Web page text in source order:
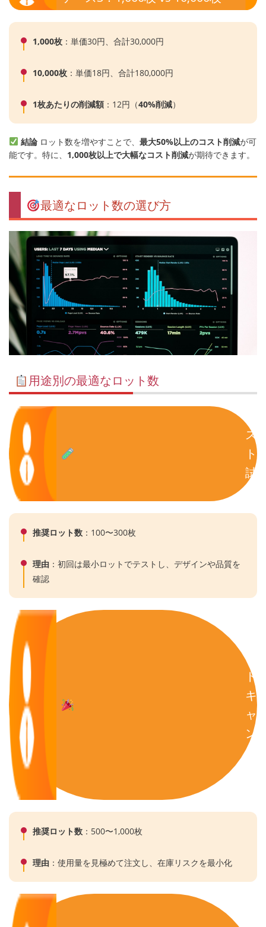
1,000枚 ：単価30円、合計30,000円
10,000枚 ：単価18円、合計180,000円
1枚あたりの削減額：12円（40%削減）
結論ロット数を増やすことで、 最大50%以上のコスト削減が可
能です。特に、 1,000枚以上で大幅なコスト削減が期待できます。
最適なロット数の選び方
用途別の最適なロット数
ス
ト
試
推奨ロット数 ：100〜300枚
理由 ：初回は最小ロットでテストし、デザインや品質を
確認
ン
ト
キ
ャ
ン
ペ
推奨ロット数 ：500〜1,000枚
理由 ：使用量を見極めて注文し、在庫リスクを最小化